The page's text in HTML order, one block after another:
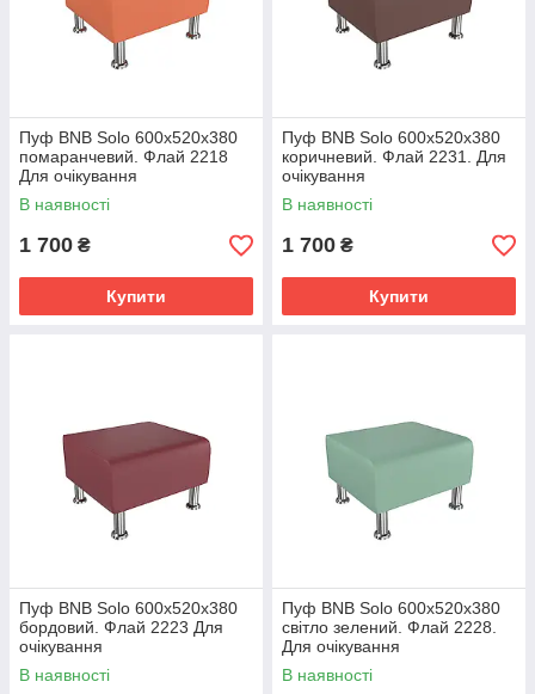
Пуф BNB Solo 600x520x380
помаранчевий. Флай 2218
Для очікування
В наявності
1 700 ₴
Купити
Пуф BNB Solo 600x520x380
коричневий. Флай 2231. Для
очікування
В наявності
1 700 ₴
Купити
Пуф BNB Solo 600x520x380
бордовий. Флай 2223 Для
очікування
В наявності
Пуф BNB Solo 600x520x380
світло зелений. Флай 2228.
Для очікування
В наявності